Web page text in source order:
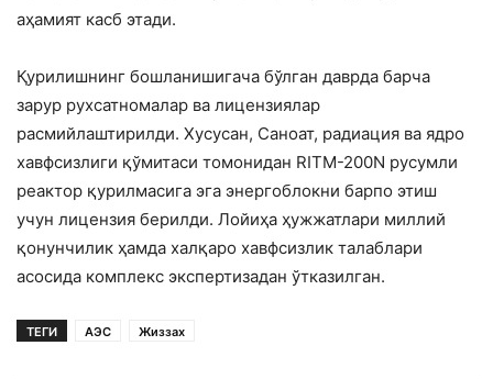
аҳамият касб этади.
Қурилишнинг бошланишигача бўлган даврда барча
зарур рухсатномалар ва лицензиялар
расмийлаштирилди. Хусусан, Саноат, радиация ва ядро
хавфсизлиги қўмитаси томонидан RITM-200N русумли
реактор қурилмасига эга энергоблокни барпо этиш
учун лицензия берилди. Лойиҳа ҳужжатлари миллий
қонунчилик ҳамда халқаро хавфсизлик талаблари
асосида комплекс экспертизадан ўтказилган.
ТЕГИ АЭС Жиззах